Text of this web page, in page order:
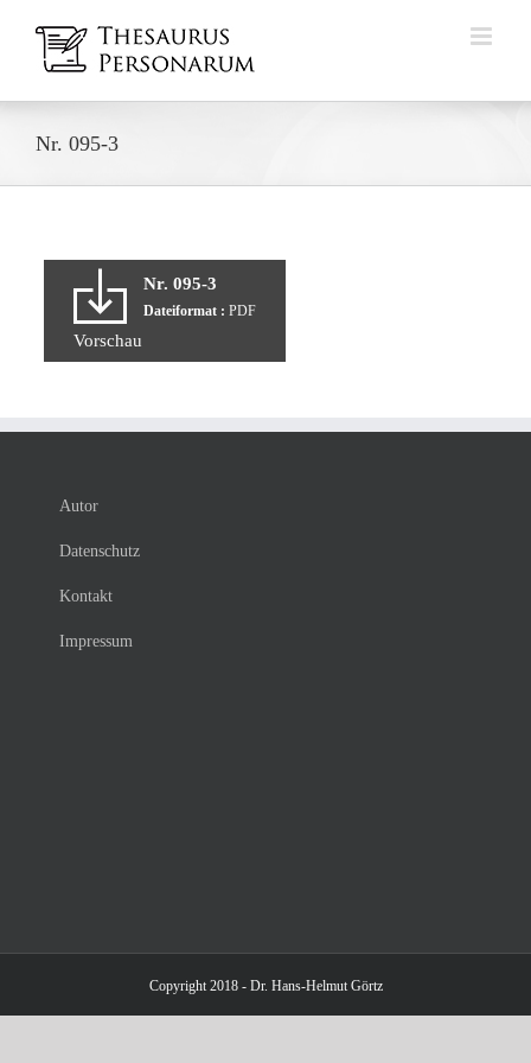
Inhalt
springen
Nr. 095-3
Nr. 095-3
Dateiformat : PDF
Vorschau
Autor
Datenschutz
Kontakt
Impressum
Copyright 2018 - Dr. Hans-Helmut Görtz